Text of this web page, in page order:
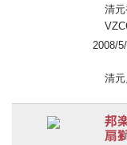
清
2008/
清
邦
扇